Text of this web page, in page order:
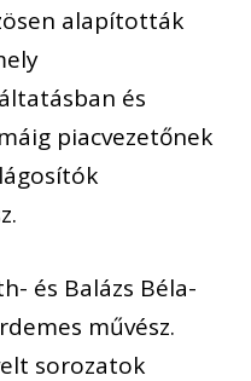
alapították
és
piacvezetőnek
és Balázs Béla-
művész.
sorozatok